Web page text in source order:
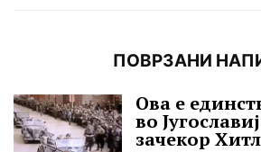
ПОВРЗАНИ
Ова е
во
зачекор